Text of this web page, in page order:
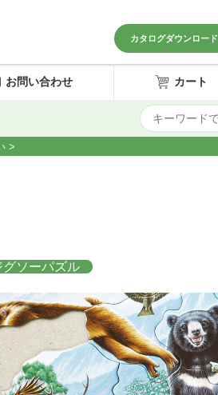
カタログダウンロード
お問い合わせ カート
>
グソーパズル